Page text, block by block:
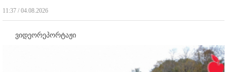
11:37 / 04.08.2026
ვიდეორეპორტაჟი